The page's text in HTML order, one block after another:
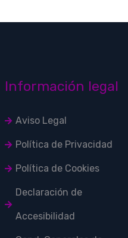
Información legal
Aviso Legal
Política de Privacidad
Política de Cookies
Declaración de
Accesibilidad